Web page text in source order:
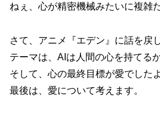
ねぇ、心が精密機械みたいに複雑
さて、アニメ『エデン』に話を戻
テーマは、AIは人間の心を持てる
そして、心の最終目標が愛でしたよ
最後は、愛について考えます。